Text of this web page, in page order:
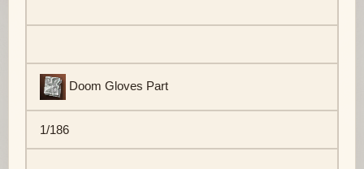
Doom Gloves Part
1/186